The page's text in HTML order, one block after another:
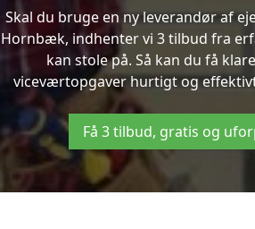
Skal du bruge en ny leverandør af
Hornbæk, indhenter vi 3 tilbud fra
kan stole på. Så kan du få
viceværtopgaver hurtigt og
Få 3 tilbud, gratis og